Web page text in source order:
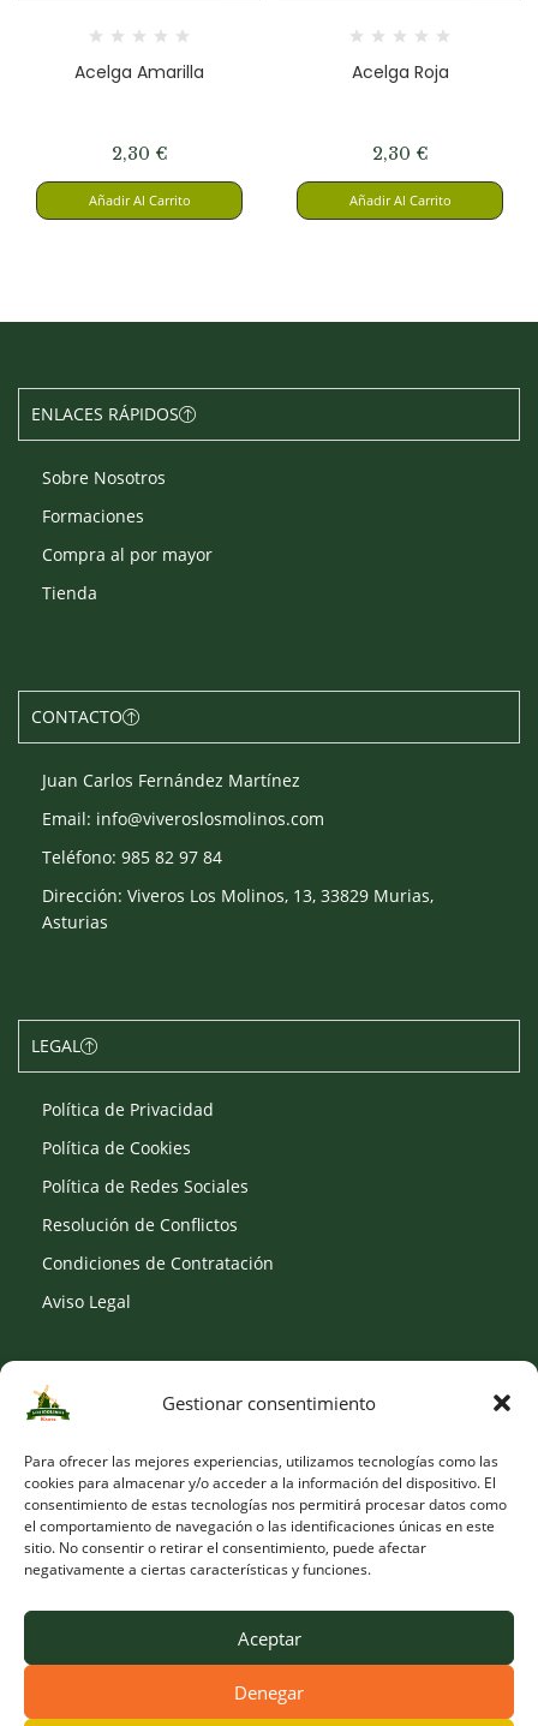
Gestionar consentimiento
Para ofrecer las mejores experiencias, utilizamos tecnologías como las
cookies para almacenar y/o acceder a la información del dispositivo. El
consentimiento de estas tecnologías nos permitirá procesar datos como
el comportamiento de navegación o las identificaciones únicas en este
sitio. No consentir o retirar el consentimiento, puede afectar
negativamente a ciertas características y funciones.
Aceptar
Denegar
Acelga Amarilla
2,30 €
Añadir Al Carrito
Acelga Roja
2,30 €
Añadir Al Carrito
ENLACES RÁPIDOS
Sobre Nosotros
Formaciones
Compra al por mayor
Tienda
CONTACTO
Juan Carlos Fernández Martínez
Email: info@viveroslosmolinos.com
Teléfono: 985 82 97 84
Dirección: Viveros Los Molinos, 13, 33829 Murias,
Asturias
LEGAL
Política de Privacidad
Política de Cookies
Política de Redes Sociales
Resolución de Conflictos
Condiciones de Contratación
Aviso Legal
SOCIAL
© Copyright 2026 Viveros Los Molinos |